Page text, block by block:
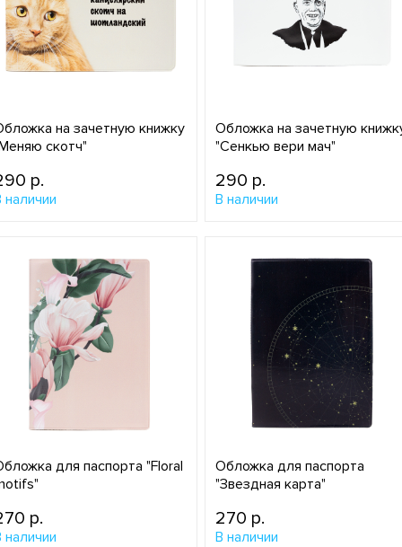
на зачетную книжку
скотч"
p.
наличии
Обложка на зачетную
"Сенкью вери мач"
290 p.
В наличии
для паспорта "Floral
p.
наличии
Обложка для паспорта
"Звездная карта"
270 p.
В наличии